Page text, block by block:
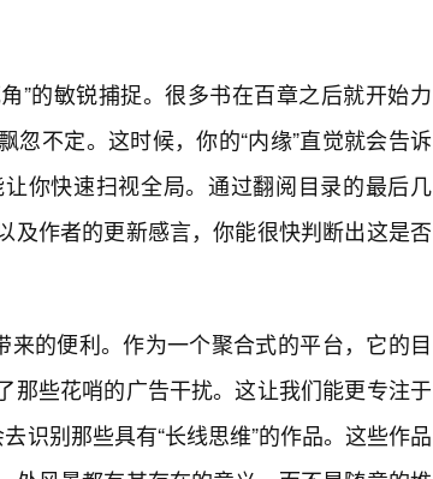
”的敏锐捕捉。很多书在百章之后就开始力
忽不定。这时候，你的“内缘”直觉就会告诉
你快速扫视全局。通过翻阅目录的最后几
及作者的更新感言，你能很快判断出这是否
来的便利。作为一个聚合式的平台，它的目
那些花哨的广告干扰。这让我们能更专注于
识别那些具有“长线思维”的作品。这些作品